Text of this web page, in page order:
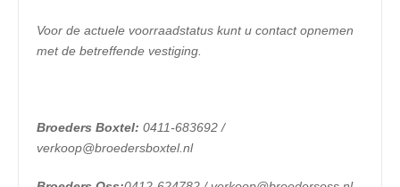
Voor de actuele voorraadstatus kunt u contact opnemen
met de betreffende vestiging.
Broeders Boxtel: 0411-683692 /
verkoop@broedersboxtel.nl